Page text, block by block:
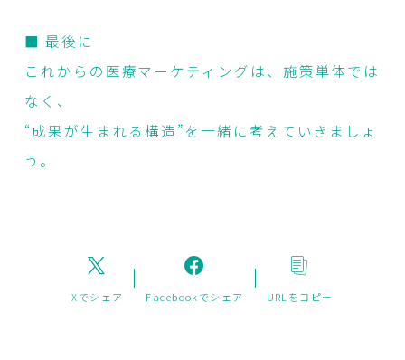
■ 最後に
これからの医療マーケティングは、施策単体では
なく、
“成果が生まれる構造”を一緒に考えていきましょ
う。
Xでシェア Facebookでシェア URLをコピー